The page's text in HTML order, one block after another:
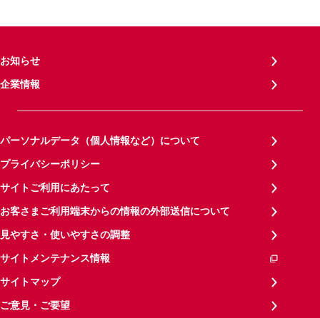
お知らせ
企業情報
パーソナルデータ（個人情報など）について
プライバシーポリシー
サイトご利用にあたって
お客さまご利用端末からの情報の外部送信について
見やすさ・使いやすさの調整
サイトメンテナンス情報
サイトマップ
ご意見・ご要望